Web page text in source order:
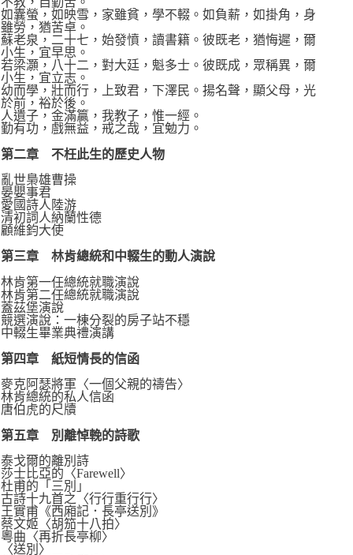
如囊螢，如映雪，家雖貧，學不輟。如負薪，如掛角，身
雖勞，猶苦卓。
蘇老泉，二十七，始發憤，讀書籍。彼既老，猶悔遲，爾
小生，宜早思。
若梁灝，八十二，對大廷，魁多士。彼既成，眾稱異，爾
小生，宜立志。
幼而學，壯而行，上致君，下澤民。揚名聲，顯父母，光
於前，裕於後。
人遺子，金滿籯，我教子，惟一經。
勤有功，戲無益，戒之哉，宜勉力。
第二章 不枉此生的歷史人物
亂世梟雄曹操
晏嬰事君
愛國詩人陸游
清初詞人納蘭性德
顧維鈞大使
第三章 林肯總統和中輟生的動人演說
林肯第一任總統就職演說
林肯第二任總統就職演說
蓋茲堡演說
競選演說：一棟分裂的房子站不穩
中輟生畢業典禮演講
第四章 紙短情長的信函
麥克阿瑟將軍〈一個父親的禱告〉
林肯總統的私人信函
唐伯虎的尺牘
第五章 別離悼輓的詩歌
泰戈爾的離別詩
莎士比亞的〈Farewell〉
杜甫的「三別」
古詩十九首之〈行行重行行〉
王實甫《西廂記．長亭送別》
蔡文姬〈胡笳十八拍〉
粵曲〈再折長亭柳〉
〈送別〉